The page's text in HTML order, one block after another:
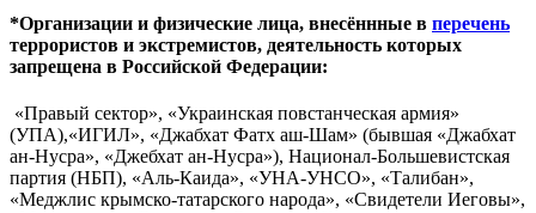
*Организации и физические лица, внесённные в перечень
террористов и экстремистов, деятельность которых
запрещена в Российской Федерации:
«Правый сектор», «Украинская повстанческая армия»
(УПА),«ИГИЛ», «Джабхат Фатх аш-Шам» (бывшая «Джабхат
ан-Нусра», «Джебхат ан-Нусра»), Национал-Большевистская
партия (НБП), «Аль-Каида», «УНА-УНСО», «Талибан»,
«Меджлис крымско-татарского народа», «Свидетели Иеговы»,